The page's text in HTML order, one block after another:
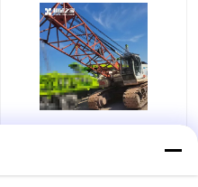
Gebrauchter Zoomlion